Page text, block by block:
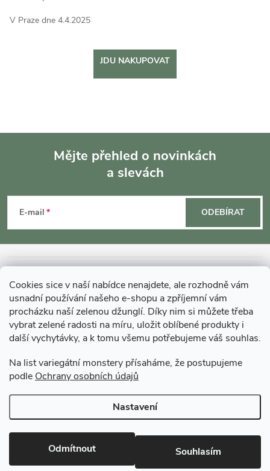
Cookies sice v naší nabídce nenajdete, ale rozhodně vám
usnadní používání našeho e-shopu a zpříjemní vám
procházku naší zelenou džunglí. Díky nim si můžete třeba
vybrat zelené radosti na míru, uložit oblíbené produkty i
další vychytávky, a k tomu všemu potřebujeme váš souhlas.
Na list variegátní monstery přísaháme, že postupujeme
podle Ochrany osobních údajů
Nastavení
Odmítnout Souhlasím
V Praze dne 4.4.2025
JDU NAKUPOVAT
p
a
Mějte přehled o novinkách
a slevách
E-mail ODEBÍRAT
MOHLO BY VÁS ZAJÍMAT
O GARDNERS
Gardners Design - Projekt, realizace a údržba zahrad a interiérů
Copyright 2026Gardners-eshop.cz. Všechna práva vyhrazena.Upravit
nastavení cookies